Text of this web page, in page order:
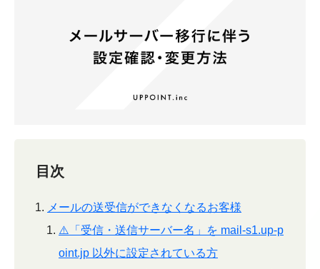
目次
メールの送受信ができなくなるお客様
⚠️「受信・送信サーバー名」を mail-s1.up-p
oint.jp 以外に設定されている方